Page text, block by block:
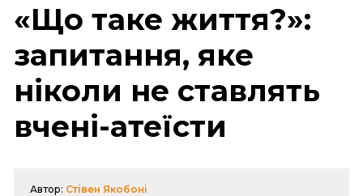
«Що таке життя?»:
запитання, яке
ніколи не ставлять
вчені-атеїсти
Автор: Стівен Якобоні